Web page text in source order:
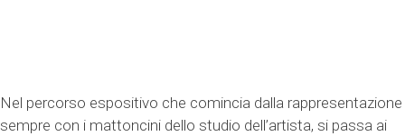
Nel percorso espositivo che comincia dalla rappresentazione
sempre con i mattoncini dello studio dell’artista, si passa ai